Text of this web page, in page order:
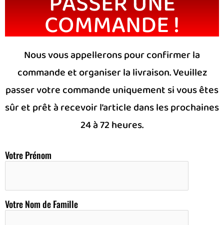
COMMANDE !
Nous vous appellerons pour confirmer la
commande et organiser la livraison. Veuillez
passer votre commande uniquement si vous êtes
sûr et prêt à recevoir l’article dans les prochaines
24 à 72 heures.
Votre Prénom
Votre Nom de Famille